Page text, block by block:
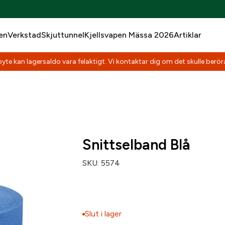
VerkstadSkjuttunnelKjellsvapen Mässa 2026Artiklar
kan lagersaldo vara felaktigt. Vi kontaktar dig om det skulle
Snittselband Blå
SKU: 5574
Slut i lager